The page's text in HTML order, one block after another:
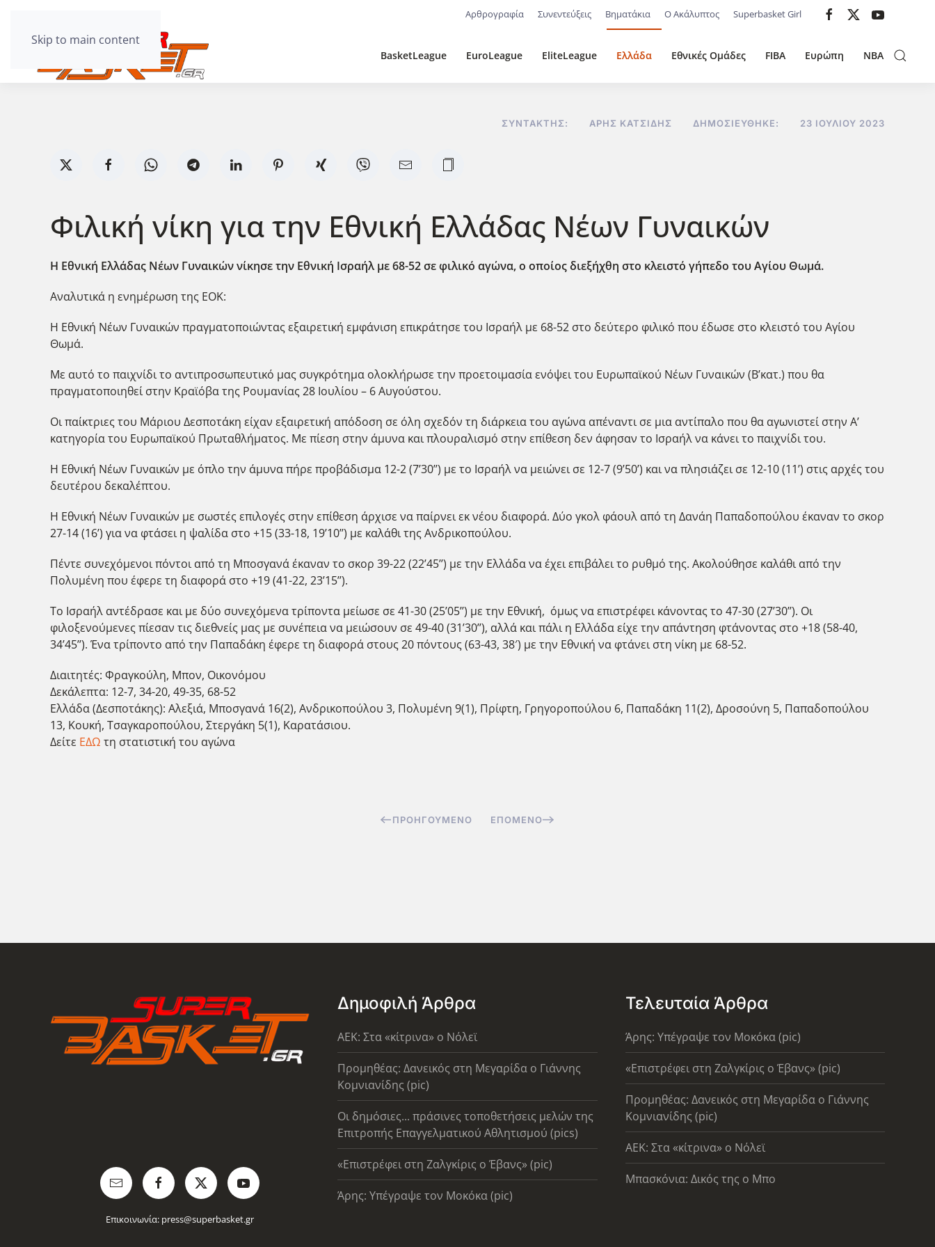
Skip to main content
Αρθρογραφία Συνεντεύξεις Βηματάκια Ο Ακάλυπτος Superbasket Girl
BasketLeague EuroLeague EliteLeague Ελλάδα Εθνικές Ομάδες FIBA Ευρώπη NBA
ΣΥΝΤΆΚΤΗΣ: ΆΡΗΣ ΚΑΤΣΊΔΗΣ ΔΗΜΟΣΙΕΎΘΗΚΕ: 23 ΙΟΥΛΊΟΥ 2023
Φιλική νίκη για την Εθνική Ελλάδας Νέων Γυναικών
Η Εθνική Ελλάδας Νέων Γυναικών νίκησε την Εθνική Ισραήλ με 68-52 σε φιλικό αγώνα, ο οποίος διεξήχθη στο κλειστό γήπεδο του Αγίου Θωμά.
Αναλυτικά η ενημέρωση της ΕΟΚ:
Η Εθνική Νέων Γυναικών πραγματοποιώντας εξαιρετική εμφάνιση επικράτησε του Ισραήλ με 68-52 στο δεύτερο φιλικό που έδωσε στο κλειστό του Αγίου
Θωμά.
Με αυτό το παιχνίδι το αντιπροσωπευτικό μας συγκρότημα ολοκλήρωσε την προετοιμασία ενόψει του Ευρωπαϊκού Νέων Γυναικών (Β’κατ.) που θα
πραγματοποιηθεί στην Κραϊόβα της Ρουμανίας 28 Ιουλίου – 6 Αυγούστου.
Οι παίκτριες του Μάριου Δεσποτάκη είχαν εξαιρετική απόδοση σε όλη σχεδόν τη διάρκεια του αγώνα απέναντι σε μια αντίπαλο που θα αγωνιστεί στην Α’
κατηγορία του Ευρωπαϊκού Πρωταθλήματος. Με πίεση στην άμυνα και πλουραλισμό στην επίθεση δεν άφησαν το Ισραήλ να κάνει το παιχνίδι του.
Η Εθνική Νέων Γυναικών με όπλο την άμυνα πήρε προβάδισμα 12-2 (7’30’’) με το Ισραήλ να μειώνει σε 12-7 (9’50’) και να πλησιάζει σε 12-10 (11’) στις αρχές του
δευτέρου δεκαλέπτου.
Η Εθνική Νέων Γυναικών με σωστές επιλογές στην επίθεση άρχισε να παίρνει εκ νέου διαφορά. Δύο γκολ φάουλ από τη Δανάη Παπαδοπούλου έκαναν το σκορ
27-14 (16’) για να φτάσει η ψαλίδα στο +15 (33-18, 19’10’’) με καλάθι της Ανδρικοπούλου.
Πέντε συνεχόμενοι πόντοι από τη Μποσγανά έκαναν το σκορ 39-22 (22’45’’) με την Ελλάδα να έχει επιβάλει το ρυθμό της. Ακολούθησε καλάθι από την
Πολυμένη που έφερε τη διαφορά στο +19 (41-22, 23’15’’).
Το Ισραήλ αντέδρασε και με δύο συνεχόμενα τρίποντα μείωσε σε 41-30 (25’05’’) με την Εθνική, όμως να επιστρέφει κάνοντας το 47-30 (27’30’’). Οι
φιλοξενούμενες πίεσαν τις διεθνείς μας με συνέπεια να μειώσουν σε 49-40 (31’30’’), αλλά και πάλι η Ελλάδα είχε την απάντηση φτάνοντας στο +18 (58-40,
34’45’’). Ένα τρίποντο από την Παπαδάκη έφερε τη διαφορά στους 20 πόντους (63-43, 38′) με την Εθνική να φτάνει στη νίκη με 68-52.
Διαιτητές: Φραγκούλη, Μπον, Οικονόμου
Δεκάλεπτα: 12-7, 34-20, 49-35, 68-52
Ελλάδα (Δεσποτάκης): Αλεξιά, Μποσγανά 16(2), Ανδρικοπούλου 3, Πολυμένη 9(1), Πρίφτη, Γρηγοροπούλου 6, Παπαδάκη 11(2), Δροσούνη 5, Παπαδοπούλου
13, Κουκή, Τσαγκαροπούλου, Στεργάκη 5(1), Καρατάσιου.
Δείτε ΕΔΩ τη στατιστική του αγώνα
ΠΡΟΗΓΟΎΜΕΝΟ ΕΠΌΜΕΝΟ
Επικοινωνία: press@superbasket.gr
Δημοφιλή Άρθρα
AEK: Στα «κίτρινα» ο Νόλεϊ
Προμηθέας: Δανεικός στη Μεγαρίδα ο Γιάννης
Κομνιανίδης (pic)
Οι δημόσιες... πράσινες τοποθετήσεις μελών της
Επιτροπής Επαγγελματικού Αθλητισμού (pics)
«Επιστρέφει στη Ζαλγκίρις ο Έβανς» (pic)
Άρης: Υπέγραψε τον Μοκόκα (pic)
Τελευταία Άρθρα
Άρης: Υπέγραψε τον Μοκόκα (pic)
«Επιστρέφει στη Ζαλγκίρις ο Έβανς» (pic)
Προμηθέας: Δανεικός στη Μεγαρίδα ο Γιάννης
Κομνιανίδης (pic)
AEK: Στα «κίτρινα» ο Νόλεϊ
Μπασκόνια: Δικός της ο Μπο